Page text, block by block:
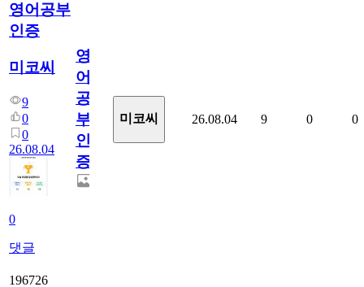
영어공부
인증
미코씨
9
0
0
26.08.04
0
댓글
영
어
공
부
인
증
미코씨 26.08.04 9 0 0
196726